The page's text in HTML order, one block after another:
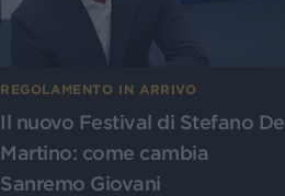
REGOLAMENTO IN ARRIVO
Il nuovo Festival di Stefano De
Martino: come cambia
Sanremo Giovani